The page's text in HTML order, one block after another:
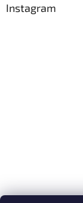
Instagram